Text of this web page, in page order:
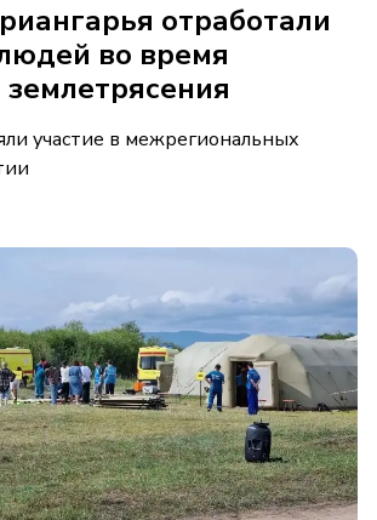
отработали
во время
землетрясения
участие в межрегиональных